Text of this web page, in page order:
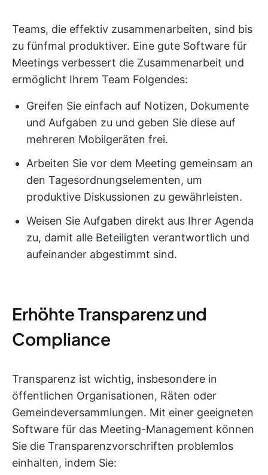
Teams, die effektiv zusammenarbeiten, sind bis
zu fünfmal produktiver. Eine gute Software für
Meetings verbessert die Zusammenarbeit und
ermöglicht Ihrem Team Folgendes:
Greifen Sie einfach auf Notizen, Dokumente
und Aufgaben zu und geben Sie diese auf
mehreren Mobilgeräten frei.
Arbeiten Sie vor dem Meeting gemeinsam an
den Tagesordnungselementen, um
produktive Diskussionen zu gewährleisten.
Weisen Sie Aufgaben direkt aus Ihrer Agenda
zu, damit alle Beteiligten verantwortlich und
aufeinander abgestimmt sind.
Erhöhte Transparenz und
Compliance
Transparenz ist wichtig, insbesondere in
öffentlichen Organisationen, Räten oder
Gemeindeversammlungen. Mit einer geeigneten
Software für das Meeting-Management können
Sie die Transparenzvorschriften problemlos
einhalten, indem Sie: